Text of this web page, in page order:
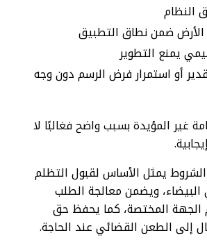
النظام
ضمن نطاق التطبيق
يمنع التطوير
أو استمرار فرض الرسم دون وجه
غير المؤيدة بسبب واضح فغالبًا لا
يمثل الأساس لقبول التظلم
ويضمن معالجة الطلب
المختصة، كما يحفظ حق
إلى الطعن القضائي عند الحاجة.